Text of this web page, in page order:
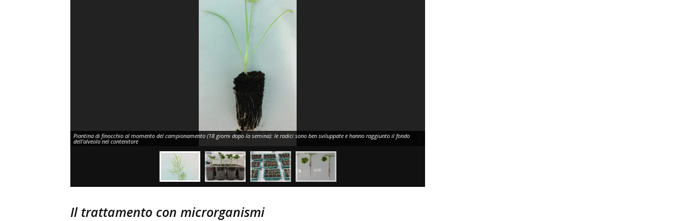
Piantina di finocchio al momento del campionamento (18 giorni dopo la semina): le radici sono ben sviluppate e hanno raggiunto il fondo
dell’alveolo nel contenitore
Il trattamento con microrganismi